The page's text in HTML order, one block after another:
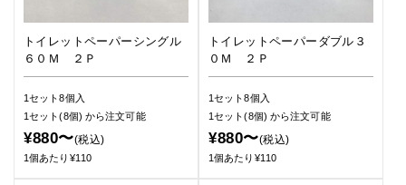
トイレットペーパーシングル
６０Ｍ ２Ｐ
1セット8個入
1セット(8個) から注文可能
¥880〜(税込)
1個あたり¥110
トイレットペーパーダブル３
０Ｍ ２Ｐ
1セット8個入
1セット(8個) から注文可能
¥880〜(税込)
1個あたり¥110